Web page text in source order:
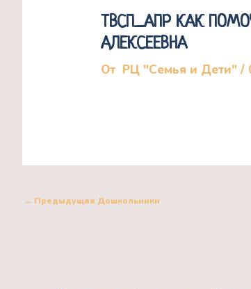
ТВСП_АПР КАК
АЛЕКСЕЕВНА
От РЦ "Семья и Дети"/
← Предыдущая Дошкольники